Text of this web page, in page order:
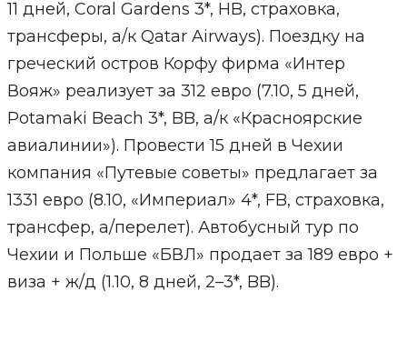
11 дней, Coral Gardens 3*, HB, страховка,
трансферы, а/к Qatar Airways). Поездку на
греческий остров Корфу фирма «Интер
Вояж» реализует за 312 евро (7.10, 5 дней,
Potamaki Beach 3*, BB, а/к «Красноярские
авиалинии»). Провести 15 дней в Чехии
компания «Путевые советы» предлагает за
1331 евро (8.10, «Империал» 4*, FB, страховка,
трансфер, а/перелет). Автобусный тур по
Чехии и Польше «БВЛ» продает за 189 евро +
виза + ж/д (1.10, 8 дней, 2–3*, BB).